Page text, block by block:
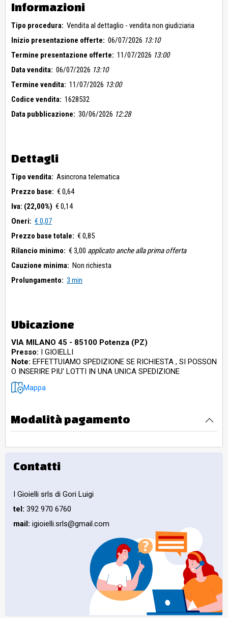
Informazioni
Tipo procedura: Vendita al dettaglio - vendita non giudiziaria
Inizio presentazione offerte: 06/07/2026 13:10
Termine presentazione offerte: 11/07/2026 13:00
Data vendita: 06/07/2026 13:10
Termine vendita: 11/07/2026 13:00
Codice vendita: 1628532
Data pubblicazione: 30/06/2026 12:28
Dettagli
Tipo vendita: Asincrona telematica
Prezzo base: € 0,64
Iva: (22,00%) € 0,14
Oneri: € 0,07
Prezzo base totale: € 0,85
Rilancio minimo: € 3,00 applicato anche alla prima offerta
Cauzione minima: Non richiesta
Prolungamento: 3 min
Ubicazione
VIA MILANO 45 - 85100 Potenza (PZ)
Presso: I GIOIELLI
Note: EFFETTUIAMO SPEDIZIONE SE RICHIESTA , SI POSSON
O INSERIRE PIU' LOTTI IN UNA UNICA SPEDIZIONE
Mappa
Modalità pagamento
Contatti
I Gioielli srls di Gori Luigi
tel: 392 970 6760
mail: igioielli.srls@gmail.com